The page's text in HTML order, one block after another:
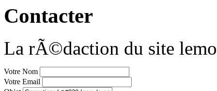
Contacter
La rÃ©daction du site
Votre Nom
Votre Email